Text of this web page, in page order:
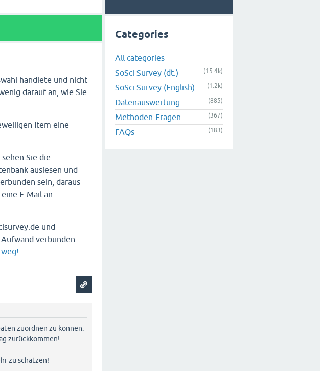
handlete und nicht
darauf an, wie Sie
Item eine
Sie die
auslesen und
sein, daraus
E-Mail an
und
verbunden -
zuordnen zu können.
zurückkommen!
zu schätzen!
Categories
All categories
SoSci Survey (dt.)
(15.4k)
SoSci Survey (English) (1.2k)
Datenauswertung (885)
Methoden-Fragen (367)
FAQs (183)